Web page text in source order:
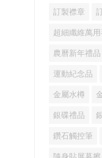
訂製襟章
超細纖維萬用
農曆新年禮品
運動紀念品
金屬水樽
銀碟禮品
鑽石觸控筆